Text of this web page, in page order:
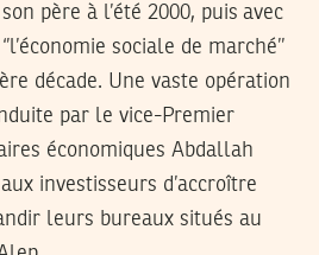
père à l’été 2000, puis avec
sociale de marché’’
décade. Une vaste opération
par le vice-Premier
économiques Abdallah
investisseurs d’accroître
leurs bureaux situés au